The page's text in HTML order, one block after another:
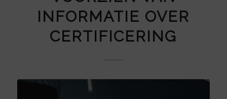
INFORMATIE OVER
CERTIFICERING